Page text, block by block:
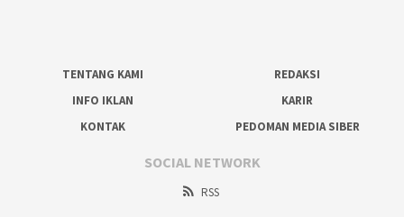
TENTANG KAMI
REDAKSI
INFO IKLAN
KARIR
KONTAK
PEDOMAN MEDIA SIBER
SOCIAL NETWORK
RSS